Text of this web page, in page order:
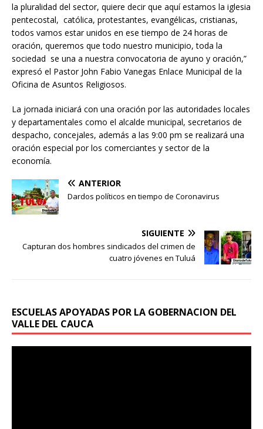
la pluralidad del sector, quiere decir que aquí estamos la iglesia
pentecostal, católica, protestantes, evangélicas, cristianas,
todos vamos estar unidos en ese tiempo de 24 horas de
oración, queremos que todo nuestro municipio, toda la
sociedad se una a nuestra convocatoria de ayuno y oración,”
expresó el Pastor John Fabio Vanegas Enlace Municipal de la
Oficina de Asuntos Religiosos.
La jornada iniciará con una oración por las autoridades locales
y departamentales como el alcalde municipal, secretarios de
despacho, concejales, además a las 9:00 pm se realizará una
oración especial por los comerciantes y sector de la
economía.
ANTERIOR
Dardos políticos en tiempo de Coronavirus
SIGUIENTE
Capturan dos hombres sindicados del crimen de
cuatro jóvenes en Tuluá
ESCUELAS APOYADAS POR LA GOBERNACION DEL
VALLE DEL CAUCA